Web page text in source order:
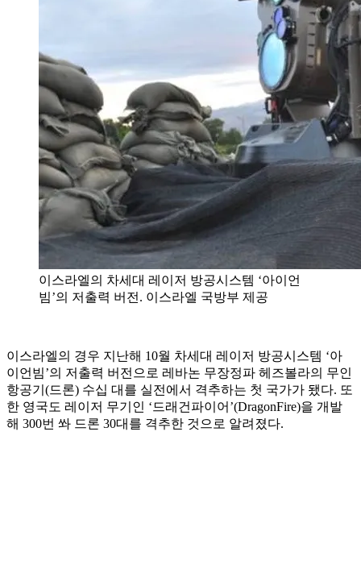
이스라엘의 차세대 레이저 방공시스템 ‘아이언
빔’의 저출력 버전. 이스라엘 국방부 제공
이스라엘의 경우 지난해 10월 차세대 레이저 방공시스템 ‘아
이언빔’의 저출력 버전으로 레바논 무장정파 헤즈볼라의 무인
항공기(드론) 수십 대를 실전에서 격추하는 첫 국가가 됐다. 또
한 영국도 레이저 무기인 ‘드래건파이어’(DragonFire)을 개발
해 300번 쏴 드론 30대를 격추한 것으로 알려졌다.